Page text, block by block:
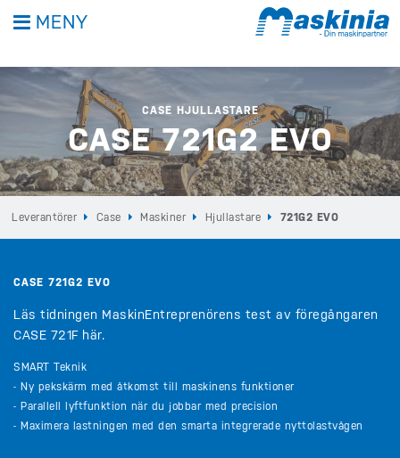
MENY
CASE HJULLASTARE
CASE 721G2 EVO
Leverantörer Case Maskiner Hjullastare 721G2 EVO
CASE 721G2 EVO
Läs tidningen MaskinEntreprenörens test av föregångaren
CASE 721F här.
SMART Teknik
- Ny pekskärm med åtkomst till maskinens funktioner
- Parallell lyftfunktion när du jobbar med precision
- Maximera lastningen med den smarta integrerade nyttolastvågen